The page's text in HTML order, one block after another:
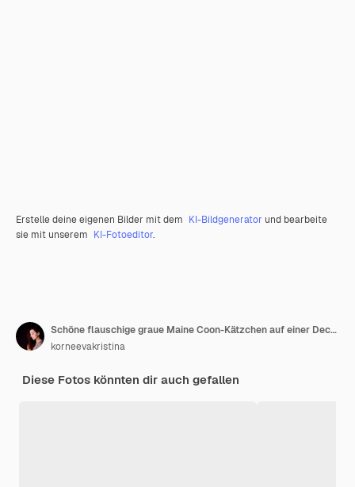
Erstelle deine eigenen Bilder mit dem KI-Bildgenerator und bearbeite
sie mit unserem KI-Fotoeditor.
Schöne flauschige graue Maine Coon-Kätzchen auf einer Decke auf rosa Hintergrund Süße Haustiere
korneevakristina
Diese Fotos könnten dir auch gefallen